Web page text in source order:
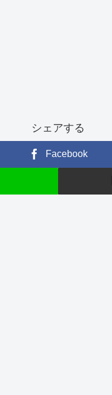
シェアする
Facebook